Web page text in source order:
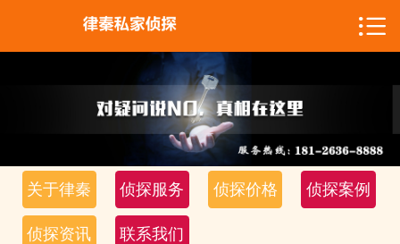
侦探服务
侦探价格
侦探案例

关于律秦 侦探服务 侦探价格 侦探案例
侦探资讯 联系我们